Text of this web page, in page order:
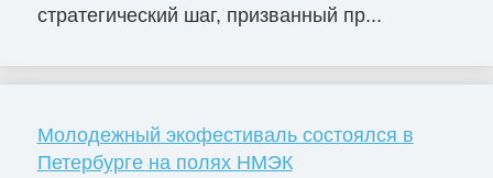
стратегический шаг, призванный пр...
Молодежный экофестиваль состоялся в
Петербурге на полях НМЭК